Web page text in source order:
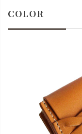
COLOR